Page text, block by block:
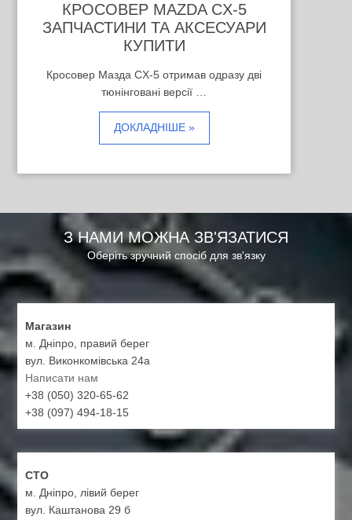
КРОСОВЕР MAZDA CX-5
ЗАПЧАСТИНИ ТА АКСЕСУАРИ
КУПИТИ
Кросовер Мазда CX-5 отримав одразу дві
тюнінговані версії …
ДОКЛАДНІШЕ »
З НАМИ МОЖНА ЗВ'ЯЗАТИСЯ
Оберіть зручний спосіб для зв'язку
Магазин
м. Дніпро, правий берег
вул. Виконкомівська 24а
Написати нам
+38 (050) 320-65-62
+38 (097) 494-18-15
СТО
м. Дніпро, лівий берег
вул. Каштанова 29 б